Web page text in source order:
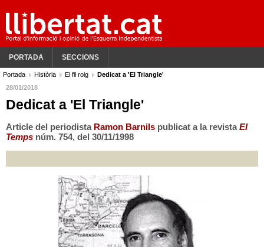
PORTADA SECCIONS
Portada Història El fil roig
Dedicat a 'El Triangle'
28/01/2018
Dedicat a 'El Triangle'
Article del periodista Ramon Barnils publicat a la revistaEl
Temps núm. 754, del 30/11/1998